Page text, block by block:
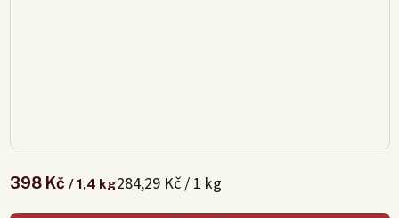
398 Kč / 1,4 kg284,29 Kč / 1 kg